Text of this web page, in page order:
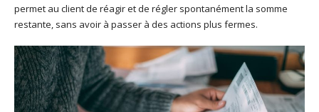
permet au client de réagir et de régler spontanément la somme
restante, sans avoir à passer à des actions plus fermes.